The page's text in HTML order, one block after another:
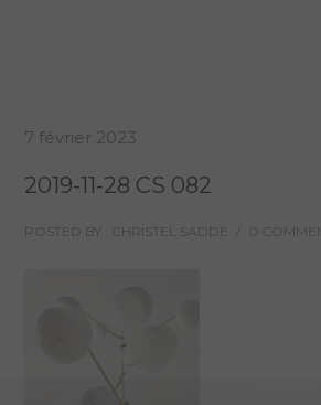
7 février 2023
2019-11-28 CS 082
POSTED BY : CHRISTEL SADDE 0